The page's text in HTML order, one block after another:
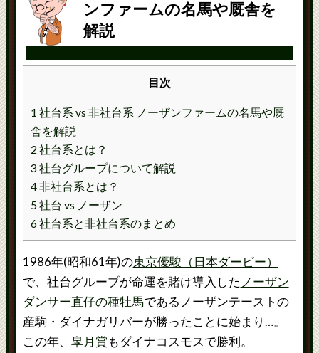
ンファームの名馬や厩舎を
解説
目次
1 社台系 vs 非社台系 ノーザンファームの名馬や厩
舎を解説
2 社台系とは？
3 社台グループについて解説
4 非社台系とは？
5 社台 vs ノーザン
6 社台系と非社台系のまとめ
1986年(昭和61年)の東京優駿（日本ダービー）
で、社台グループが命運を賭け導入した ノーザン
ダンサー直仔の種牡馬であるノーザンテーストの
産駒・ダイナガリバーが勝ったことに始まり…。
この年、 皐月賞 もダイナコスモスで勝利。